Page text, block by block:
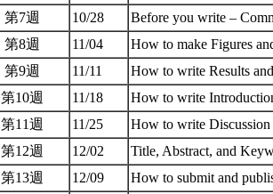
第7週
10/28
Before you write –
第8週
11/04
How to make Figures
第9週
11/11
How to write Results
第10週
11/18
How to write
第11週
11/25
How to write Discussion
第12週
12/02
Title, Abstract, and
第13週
12/09
How to submit and